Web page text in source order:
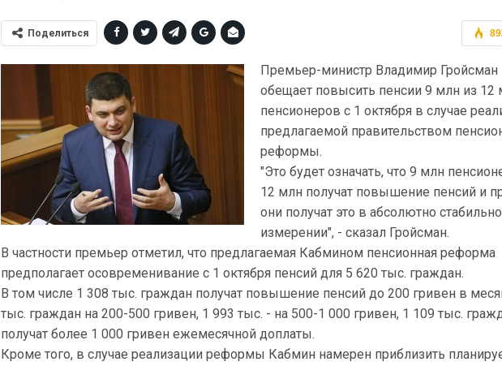
Поделиться
Премьер-министр Владимир Гройсман
обещает повысить пенсии 9 млн из 12
пенсионеров с 1 октября в случае
предлагаемой правительством
реформы.
"Это будет означать, что 9 млн
12 млн получат повышение пенсий и
они получат это в абсолютно
измерении", - сказал Гройсман.
В частности премьер отметил, что предлагаемая Кабмином пенсионная реформа
предполагает осовременивание с 1 октября пенсий для 5 620 тыс. граждан.
В том числе 1 308 тыс. граждан получат повышение пенсий до 200 гривен в
тыс. граждан на 200-500 гривен, 1 993 тыс. - на 500-1 000 гривен, 1 109 тыс.
получат более 1 000 гривен ежемесячной доплаты.
Кроме того, в случае реализации реформы Кабмин намерен приблизить